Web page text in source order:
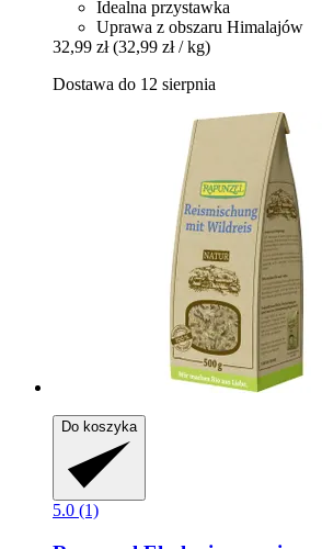
Idealna przystawka
Uprawa z obszaru Himalajów
32,99 zł (32,99 zł / kg)
Dostawa do 12 sierpnia
Do koszyka
5.0 (1)